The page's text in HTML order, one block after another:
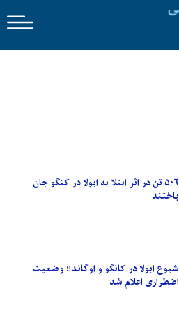
۵۰۶ تن در اثر ابتلا به ابولا در کنگو جان
باختند
شیوع ابولا در کانگو و اوگاندا؛ وضعیت
اضطراری اعلام شد